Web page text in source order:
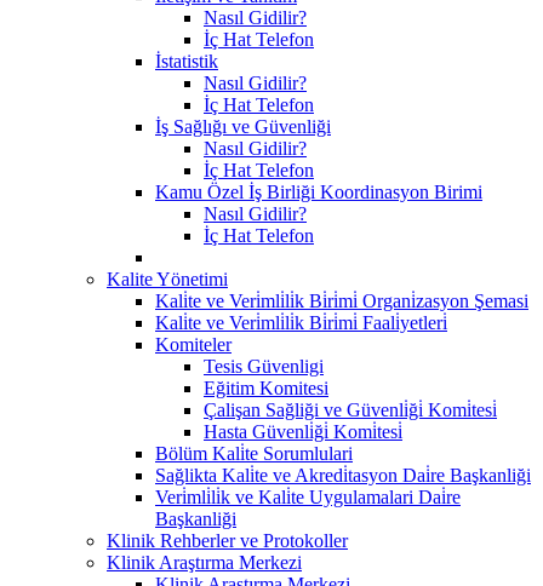
Nasıl Gidilir?
İç Hat Telefon
İstatistik
Nasıl Gidilir?
İç Hat Telefon
İş Sağlığı ve Güvenliği
Nasıl Gidilir?
İç Hat Telefon
Kamu Özel İş Birliği Koordinasyon Birimi
Nasıl Gidilir?
İç Hat Telefon
Kalite Yönetimi
Kali̇te ve Veri̇mli̇li̇k Bi̇ri̇mi̇ Organi̇zasyon Şemasi
Kali̇te ve Veri̇mli̇li̇k Bi̇ri̇mi̇ Faali̇yetleri̇
Komiteler
Tesis Güvenligi
Eğitim Komitesi
Çalişan Sağliği ve Güvenli̇ği̇ Komi̇tesi̇
Hasta Güvenli̇ği̇ Komi̇tesi̇
Bölüm Kali̇te Sorumlulari
Sağlikta Kali̇te ve Akredi̇tasyon Dai̇re Başkanliği
Veri̇mli̇li̇k ve Kali̇te Uygulamalari Dai̇re
Başkanliği
Klinik Rehberler ve Protokoller
Klinik Araştırma Merkezi